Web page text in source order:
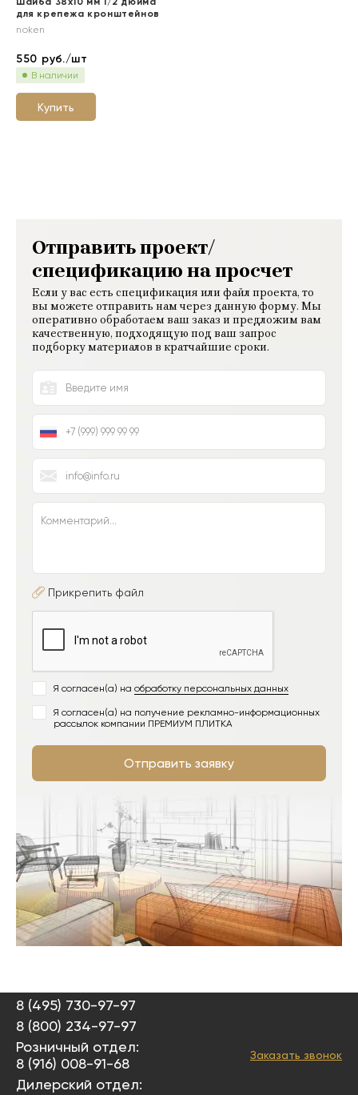
для крепежа кронштейнов
noken
550 руб./шт
В наличии
Купить
Отправить проект/
спецификацию на просчет
Если у вас есть спецификация или файл проекта, то
вы можете отправить нам через данную форму. Мы
оперативно обработаем ваш заказ и предложим вам
качественную, подходящую под ваш запрос
подборку материалов в кратчайшие сроки.
Прикрепить файл
Я согласен(а) на обработку персональных данных
Я согласен(а) на получение рекламно-информационных
рассылок компании ПРЕМИУМ ПЛИТКА
Отправить заявку
8 (495) 730-97-97
8 (800) 234-97-97
Розничный отдел:
8 (916) 008-91-68
Дилерский отдел:
Заказать звонок